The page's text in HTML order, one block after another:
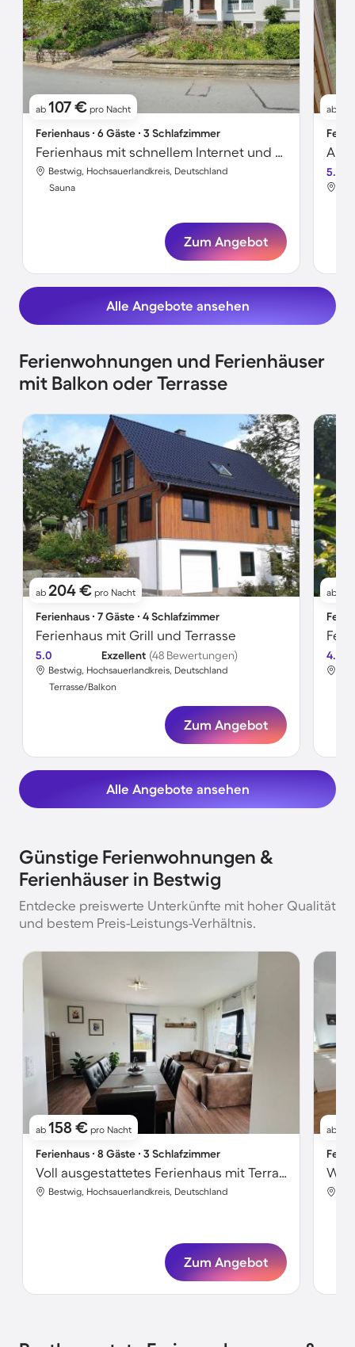
ab 107 € pro Nacht
Ferienhaus ∙ 6 Gäste ∙ 3 Schlafzimmer
Ferienhaus mit schnellem Internet und Sauna
Bestwig, Hochsauerlandkreis, Deutschland
Sauna
Zum Angebot
ab
5.0
Alle Angebote ansehen
Ferienwohnungen und Ferienhäuser
mit Balkon oder Terrasse
ab 204 € pro Nacht
Ferienhaus ∙ 7 Gäste ∙ 4 Schlafzimmer
Ferienhaus mit Grill und Terrasse
5.0 Exzellent (48 Bewertungen)
Bestwig, Hochsauerlandkreis, Deutschland
Terrasse/Balkon
Zum Angebot
ab
4.5
Alle Angebote ansehen
Günstige Ferienwohnungen &
Ferienhäuser in Bestwig
Entdecke preiswerte Unterkünfte mit hoher Qualität
und bestem Preis-Leistungs-Verhältnis.
ab 158 € pro Nacht
Ferienhaus ∙ 8 Gäste ∙ 3 Schlafzimmer
Voll ausgestattetes Ferienhaus mit Terrasse, Grill und Garten
Bestwig, Hochsauerlandkreis, Deutschland
Zum Angebot
ab